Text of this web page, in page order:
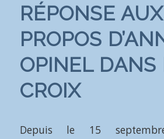
RÉPONSE AUX
PROPOS
OPINEL DANS
CROIX
Depuis le 15